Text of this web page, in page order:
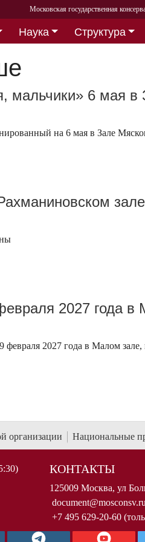
Московская государственная
Наука Структура
мальчики» 6 мая в
на 6 мая в Зале
2027 года в
2027 года в Малом зале,
организации Национальные
КОНТАКТЫ
125009 Москва, ул
document@mosconsv.ru
+7 495 629-20-60